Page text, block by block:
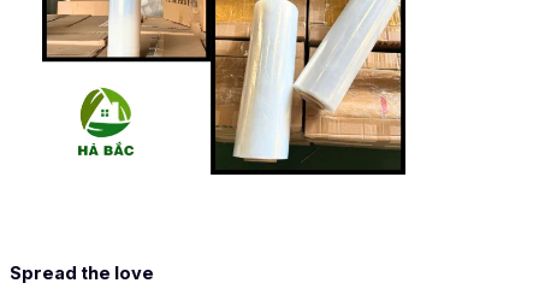
Spread the love